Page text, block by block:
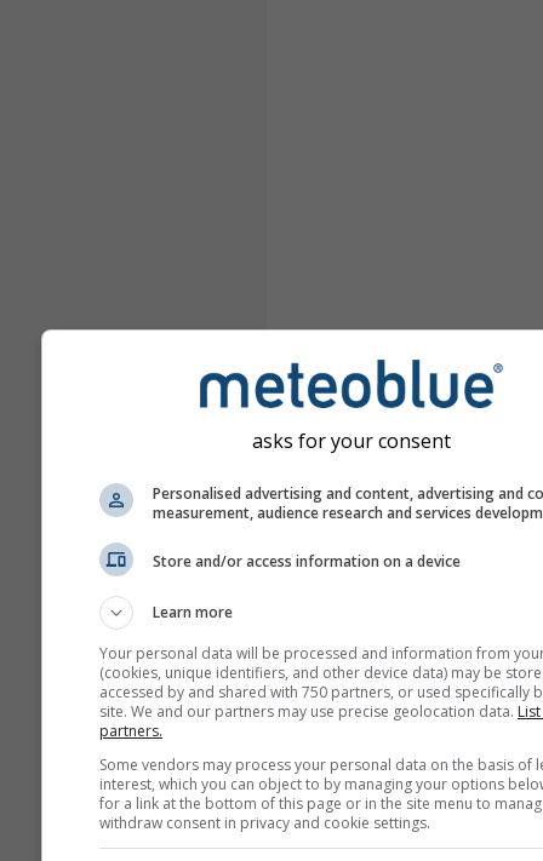
asks for your consent
Personalised advertising and content, advertising and
measurement, audience research and services
Store and/or access information on a device
Learn more
Your personal data will be processed and information from
(cookies, unique identifiers, and other device data) may be
accessed by and shared with 750 partners, or used specifically
site. We and our partners may use precise geolocation data.
partners.
Some vendors may process your personal data on the basis of
interest, which you can object to by managing your options
for a link at the bottom of this page or in the site menu to
withdraw consent in privacy and cookie settings.